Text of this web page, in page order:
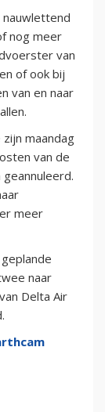
nog meer
van
of ook bij
van en naar
maandag
van de
meer
naar
Delta Air